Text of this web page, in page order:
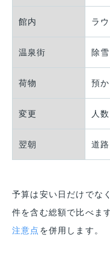
館内 ラ
温泉街 除
荷物 預
変更 人
翌朝 道
予算は安い日だけでな
件を含む総額で比べま
注意点 を併用します。